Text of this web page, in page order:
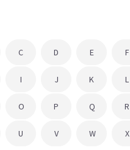
C D E F
I J K L
O P Q R
U V W X